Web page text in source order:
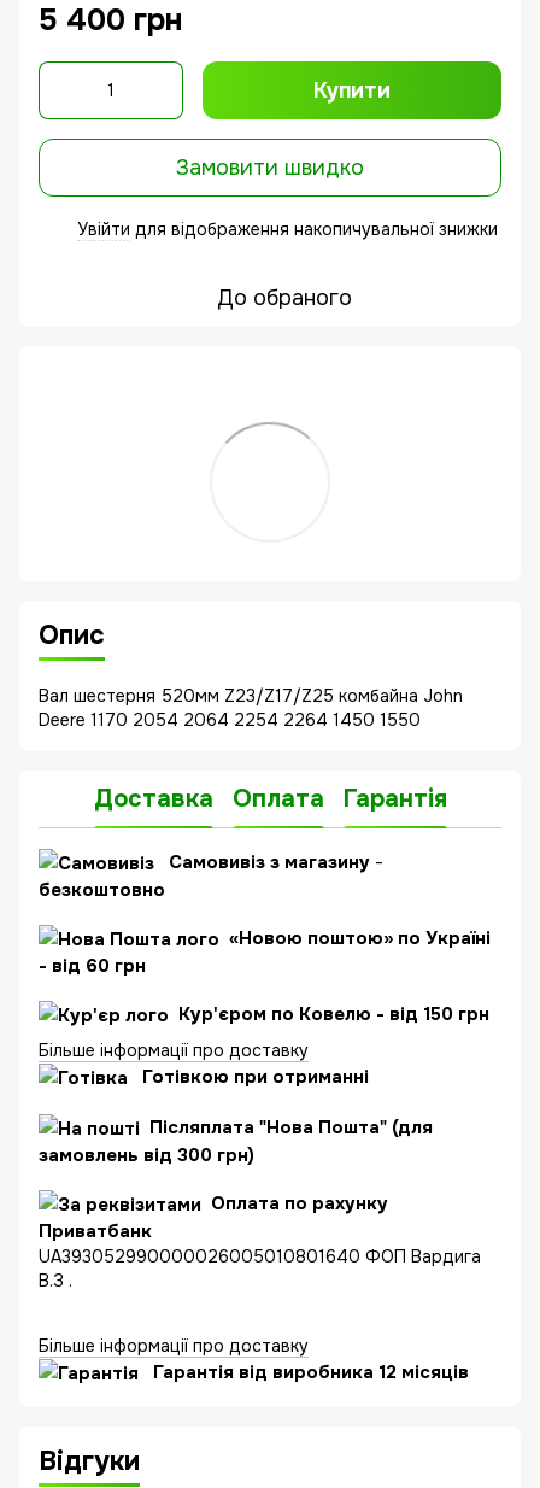
5 400 грн
Купити
Замовити швидко
Увійти для відображення накопичувальної знижки
До обраного
Опис
Вал шестерня 520мм Z23/Z17/Z25 комбайна John
Deere 1170 2054 2064 2254 2264 1450 1550
Доставка Оплата Гарантія
Самовивіз з магазину -
безкоштовно
«Новою поштою» по Україні
- від 60 грн
Кур'єром по Ковелю - від 150 грн
Більше інформації про доставку
Готівкою при отриманні
Післяплата "Нова Пошта" (для
замовлень від 300 грн)
Оплата по рахунку
Приватбанк
UA393052990000026005010801640 ФОП Вардига
В.З .
Більше інформації про доставку
Гарантія від виробника 12 місяців
Відгуки